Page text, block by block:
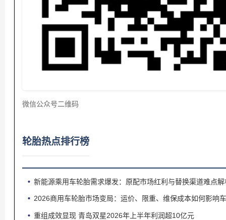
微信公众号二维码
轮胎热点排行榜
新能源乘用车轮胎需求爆发：原配市场红利与替换渠道难点解
2026商用车轮胎市场变局：运价、限重、维保成本如何影响
重组成效显现 青岛双星2026年上半年利润超10亿元